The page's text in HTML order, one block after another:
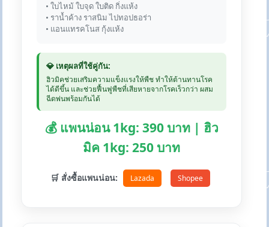
• ใบไหม้ ใบจุด ใบติด กิ่งแห้ง
• ราน้ำค้าง ราสนิม ไปทอปธอร่า
• แอนแทรคโนส กุ้งแห้ง
💎 เหตุผลที่ใช้คู่กัน:
ฮิวมิคช่วยเสริมความแข็งแรงให้พืช ทำให้ต้านทานโรค
ได้ดีขึ้น และช่วยฟื้นฟูพืชที่เสียหายจากโรคเร็วกว่า ผสม
ฉีดพ่นพร้อมกันได้
💰 แพนน่อน 1kg: 390 บาท | ฮิว
มิค 1kg: 250 บาท
🛒 สั่งซื้อแพนน่อน: Lazada Shopee